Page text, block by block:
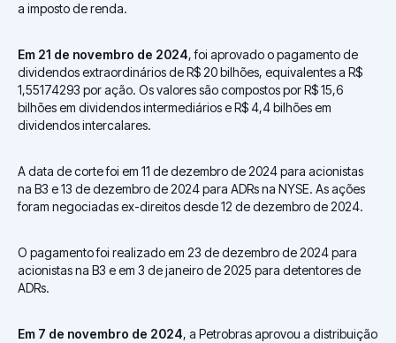
a imposto de renda.
Em 21 de novembro de 2024, foi aprovado o pagamento de
dividendos extraordinários de R$ 20 bilhões, equivalentes a R$
1,55174293 por ação. Os valores são compostos por R$ 15,6
bilhões em dividendos intermediários e R$ 4,4 bilhões em
dividendos intercalares.
A data de corte foi em 11 de dezembro de 2024 para acionistas
na B3 e 13 de dezembro de 2024 para ADRs na NYSE. As ações
foram negociadas ex-direitos desde 12 de dezembro de 2024.
O pagamento foi realizado em 23 de dezembro de 2024 para
acionistas na B3 e em 3 de janeiro de 2025 para detentores de
ADRs.
Em 7 de novembro de 2024, a Petrobras aprovou a distribuição